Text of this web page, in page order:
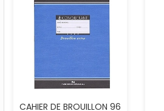
CAHIER DE BROUILLON 96